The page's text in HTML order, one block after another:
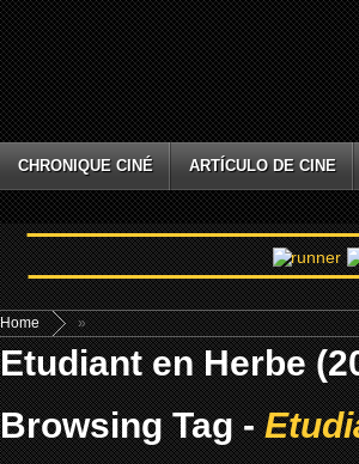
CHRONIQUE CINÉ ARTÍCULO DE CINE
Home »
Etudiant en Herbe
Browsing Tag -